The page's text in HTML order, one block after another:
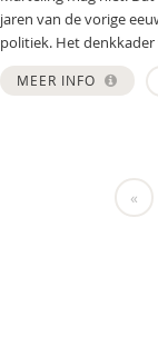
jaren van de vorige
politiek. Het
MEER INFO
«